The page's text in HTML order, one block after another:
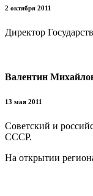
2 октября 2011
Директор
Валентин
13 мая 2011
Советский и
СССР.
На открытии